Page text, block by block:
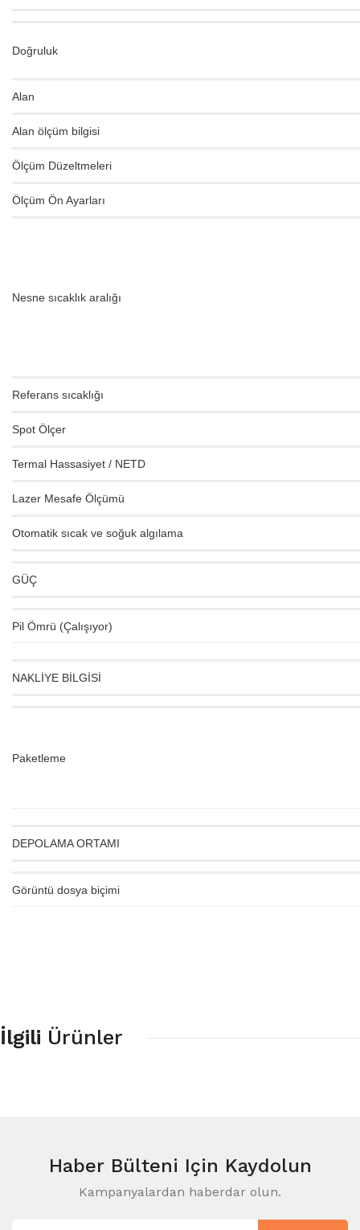
Doğruluk
Alan
Alan ölçüm bilgisi
Ölçüm Düzeltmeleri
Ölçüm Ön Ayarları
Nesne sıcaklık aralığı
Referans sıcaklığı
Spot Ölçer
Termal Hassasiyet / NETD
Lazer Mesafe Ölçümü
Otomatik sıcak ve soğuk algılama
GÜÇ
Pil Ömrü (Çalışıyor)
NAKLİYE BİLGİSİ
Paketleme
DEPOLAMA ORTAMI
Görüntü dosya biçimi
İlgili Ürünler
Haber Bülteni Için Kaydolun
Kampanyalardan haberdar olun.